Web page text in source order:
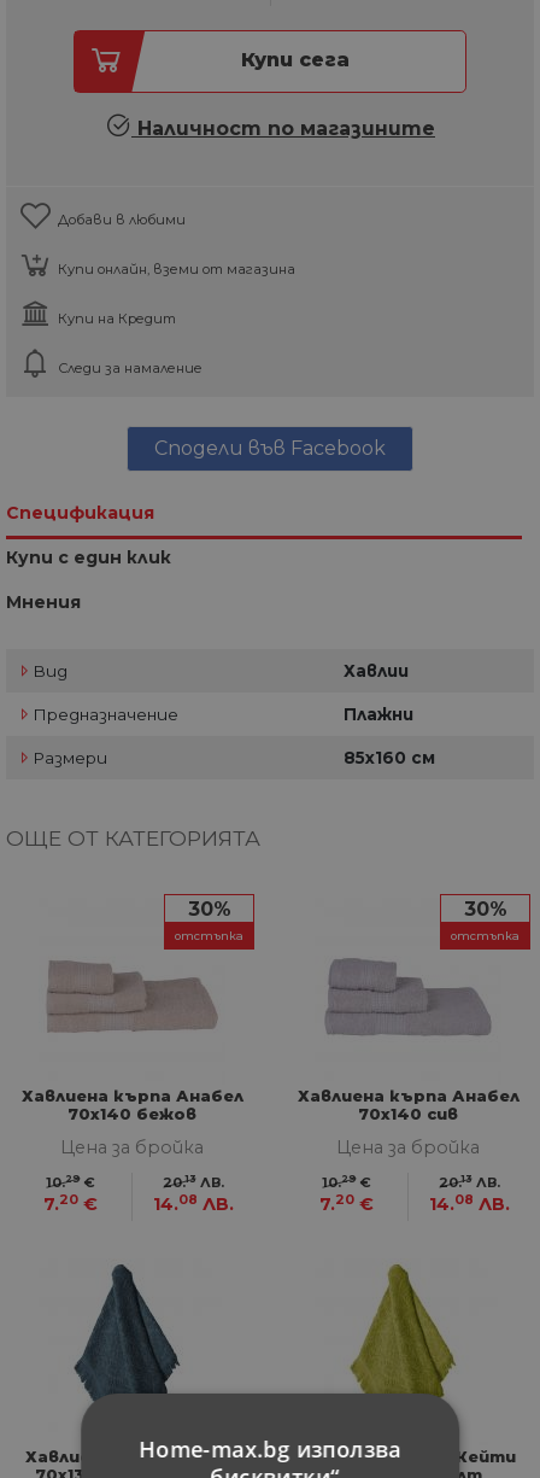
Купи сега
Наличност по магазините
Добави в любими
Купи онлайн, вземи от магазина
Купи на Кредит
Следи за намаление
Сподели във Facebook
Спецификация
Купи с един клик
Мнения
Вид Хавлии
Предназначение Плажни
Размери 85х160 см
ОЩЕ ОТ КАТЕГОРИЯТА
30%
отстъпка
Хавлиена кърпа Анабел
70x140 бежов
Цена за бройка
10.29 €
7.20 €
20.13 ЛВ.
14.08 ЛВ.
30%
отстъпка
Хавлиена кърпа Анабел
70x140 сив
Цена за бройка
10.29 €
7.20 €
20.13 ЛВ.
14.08 ЛВ.
Хавлиена кърпа Кейти
Хавлиена кърпа Кейти
Home-max.bg използва